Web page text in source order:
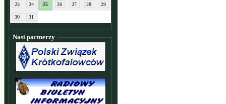
23 24 25 26 27 28 29
30 31
Nasi partnerzy